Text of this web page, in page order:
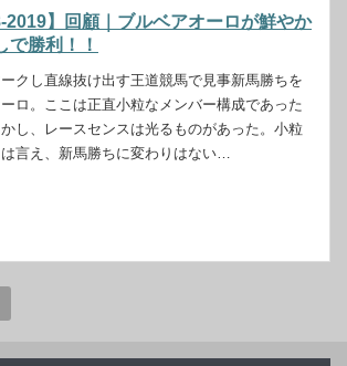
2019】回顧｜ブルベアオーロが鮮やか
で勝利！！
クし直線抜け出す王道競馬で見事新馬勝ちを
ロ。ここは正直小粒なメンバー構成であった
し、レースセンスは光るものがあった。小粒
言え、新馬勝ちに変わりはない…